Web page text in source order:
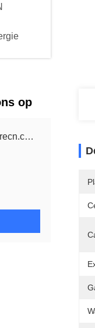
op
sales002@goldenfuturecn.com